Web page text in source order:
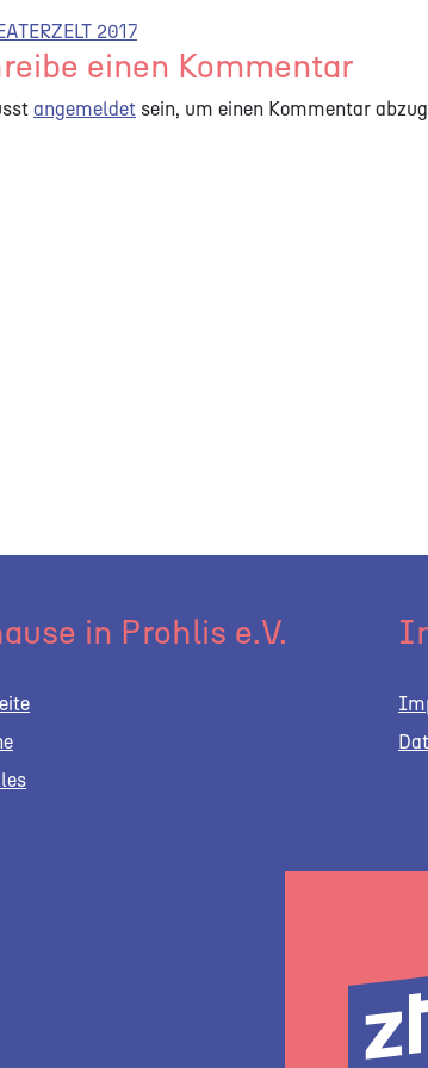
Navigation
2017
einen Kommentar
angemeldet sein, um einen Kommentar
in Prohlis e.V.